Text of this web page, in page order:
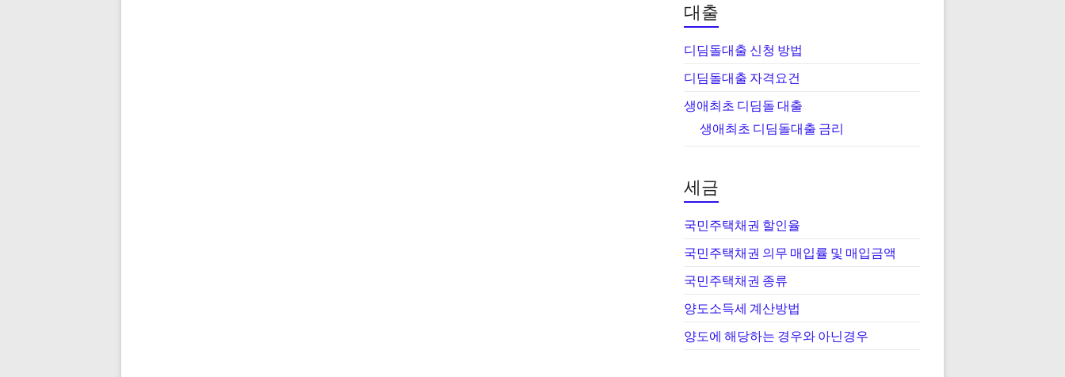
대출
디딤돌대출 신청 방법
디딤돌대출 자격요건
생애최초 디딤돌 대출
생애최초 디딤돌대출 금리
세금
국민주택채권 할인율
국민주택채권 의무 매입률 및 매입금액
국민주택채권 종류
양도소득세 계산방법
양도에 해당하는 경우와 아닌경우